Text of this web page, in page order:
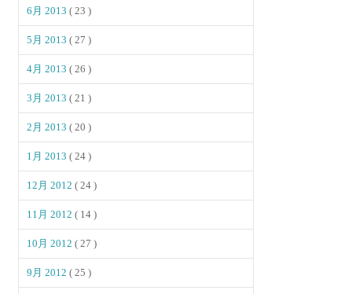
6月 2013( 23 )
5月 2013( 27 )
4月 2013( 26 )
3月 2013( 21 )
2月 2013( 20 )
1月 2013( 24 )
12月 2012( 24 )
11月 2012( 14 )
10月 2012( 27 )
9月 2012( 25 )